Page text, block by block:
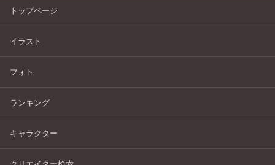
トップページ
イラスト
フォト
ランキング
キャラクター